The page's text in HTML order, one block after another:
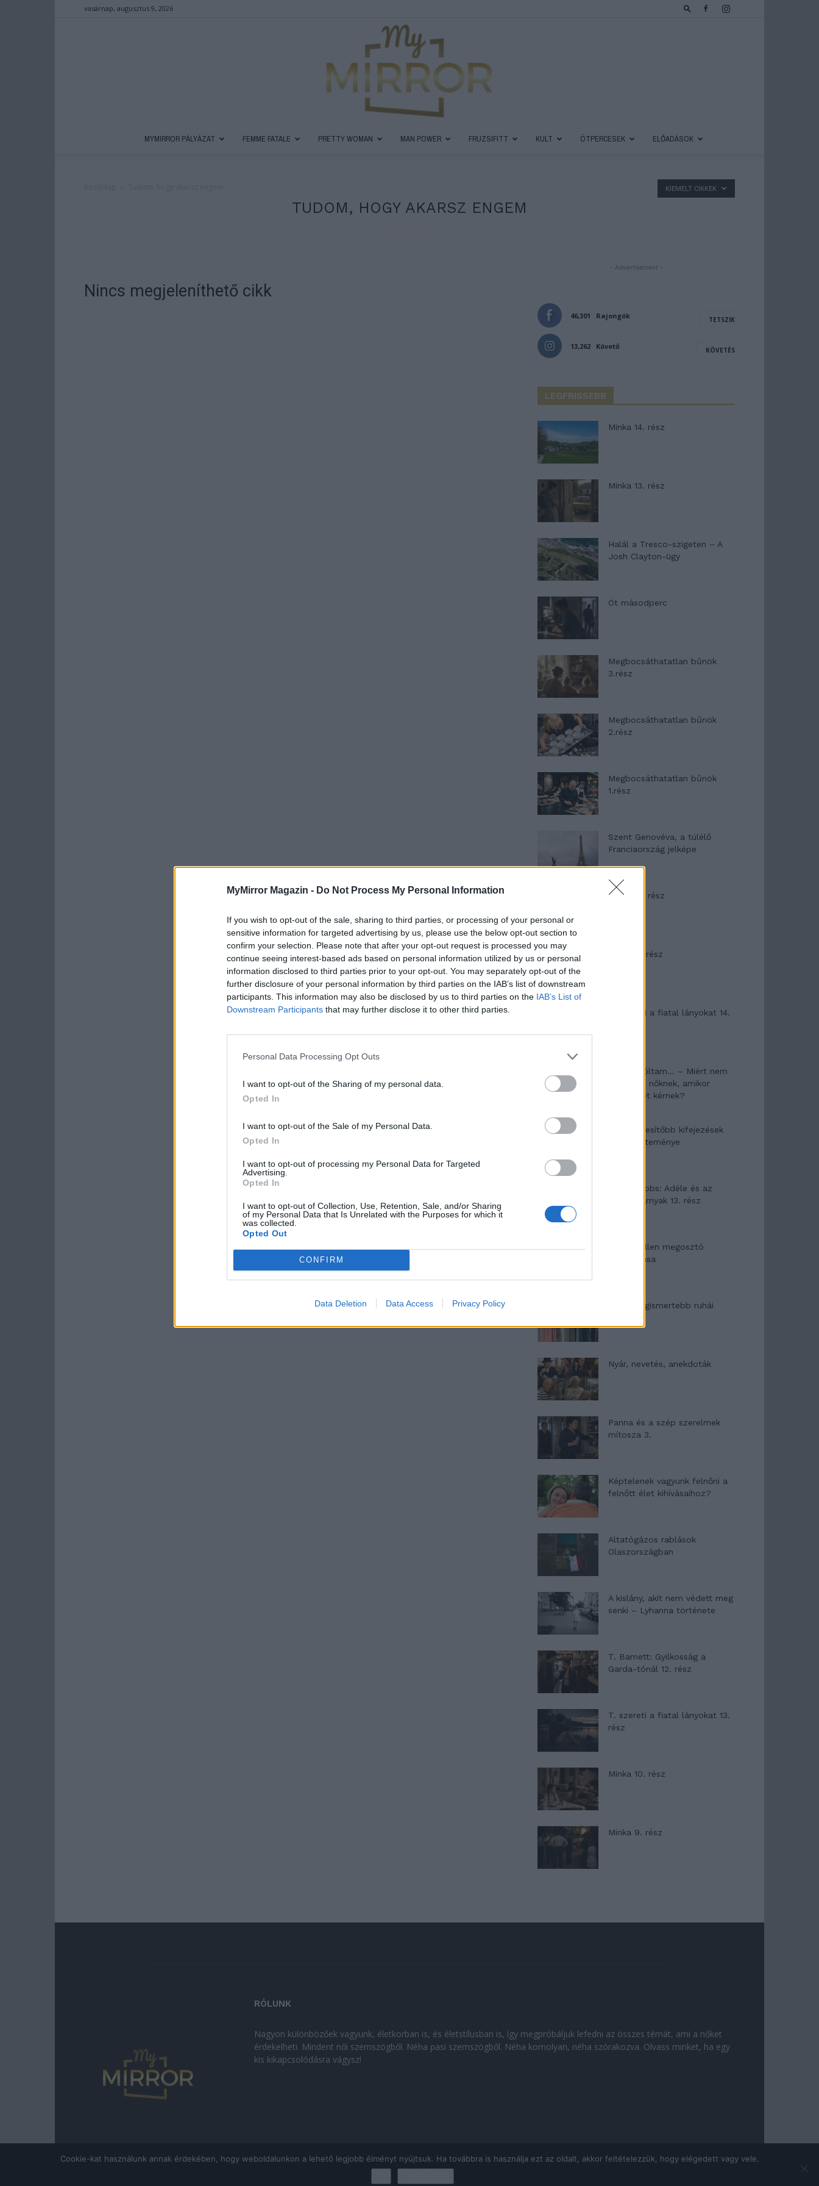
MyMirror Magazin - Do Not Process My Personal Information
If you wish to opt-out of the sale, sharing to third parties, or processing of your personal or
sensitive information for targeted advertising by us, please use the below opt-out section to
confirm your selection. Please note that after your opt-out request is processed you may
continue seeing interest-based ads based on personal information utilized by us or personal
information disclosed to third parties prior to your opt-out. You may separately opt-out of the
further disclosure of your personal information by third parties on the IAB’s list of downstream
participants. This information may also be disclosed by us to third parties on the IAB’s List of
Downstream Participants that may further disclose it to other third parties.
Personal Data Processing Opt Outs
I want to opt-out of the Sharing of my personal data.
Opted In
I want to opt-out of the Sale of my Personal Data.
Opted In
I want to opt-out of processing my Personal Data for Targeted
Advertising.
Opted In
I want to opt-out of Collection, Use, Retention, Sale, and/or Sharing
of my Personal Data that Is Unrelated with the Purposes for which it
was collected.
Opted Out
CONFIRM
Data Deletion Data Access Privacy Policy
vasárnap, augusztus 9, 2026
MYMIRROR PÁLYÁZAT FEMME FATALE PRETTY WOMAN MAN POWER FRUZSIFITT KULT ÖTPERCESEK ELŐADÁSOK
TUDOM, HOGY AKARSZ ENGEM
KIEMELT CIKKEK
Nincs megjeleníthető cikk
- Advertisement -
46,301 Rajongók TETSZIK
13,262 Követő KÖVETÉS
LEGFRISSEBB
Minka 14. rész
Minka 13. rész
Halál a Tresco-szigeten – A
Josh Clayton-ügy
Öt másodperc
Megbocsáthatatlan bűnök
3.rész
Megbocsáthatatlan bűnök
2.rész
Megbocsáthatatlan bűnök
1.rész
Szent Genovéva, a túlélő
Franciaország jelképe
Minka 12. rész
Minka 11. rész
T. szereti a fiatal lányokat 14.
Pedig szóltam… – Miért nem
hiszünk a nőknek, amikor
segítséget kérnek?
A legidegesítőbb kifejezések
laza gyűjteménye
Elyna Robbs: Adéle és az
örökölt árnyak 13. rész
Woody Allen megosztó
zsenialitása
A világ legismertebb ruhái
Nyár, nevetés, anekdoták
Panna és a szép szerelmek
mítosza 3.
Képtelenek vagyunk felnőni a
felnőtt élet kihívásaihoz?
Altatógázos rablások
Olaszországban
A kislány, akit nem védett meg
senki – Lyhanna története
T. Barnett: Gyilkosság a
Garda-tónál 12. rész
T. szereti a fiatal lányokat 13.
rész
Minka 10. rész
Minka 9. rész
RÓLUNK
Nagyon különbözőek vagyunk, életkorban is, és életstílusban is, így megpróbáljuk lefedni az összes témát, ami a nőket
érdekelheti. Mindent női szemszögből. Néha pasi szemszögből. Néha komolyan, néha szórakozva. Olvass minket, ha egy
kis kikapcsolódásra vágysz!
Cookie-kat használunk annak érdekében, hogy weboldalunkon a lehető legjobb élményt nyújtsuk. Ha továbbra is használja ezt az oldalt, akkor feltételezzük, hogy elégedett vagy vele.